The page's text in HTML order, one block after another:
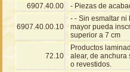
6907.40.00
- Piezas de
6907.40.00.10
- - Sin esmaltar ni
mayor pueda
superior a 7 cm
72.10
Productos
alear, de anchura
o revestidos.